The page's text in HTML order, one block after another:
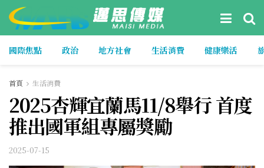
國際焦點 政治 地方社會 生活消費 健康樂活
首頁 生活消費
2025杏輝宜蘭馬11/8舉行 首度
推出國軍組專屬獎勵
2025-07-15